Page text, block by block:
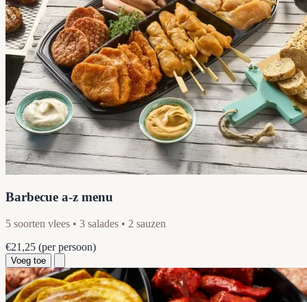
Barbecue a-z menu
5 soorten vlees • 3 salades • 2 sauzen
€21,25 (per persoon)
Voeg toe